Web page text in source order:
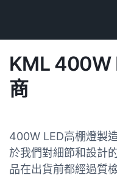
KML 400W
商
400W LED高棚燈製
於我們對細節和設計
品在出貨前都經過質